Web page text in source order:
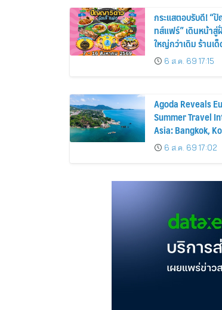
กระแสตอบรับดี! “
ทส์แฟร์” เดินหน้าสู่
ใหญ่กว่าเดิม ร้านเ
10 วันเต็ม!
6 ส.ค. 69 17:15
Agoda Reveals
Summer Travel
Asia: Bangkok,
and Pattaya
Cities
6 ส.ค. 69 17:02